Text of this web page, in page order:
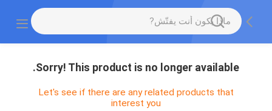
Sorry! This product is no longer available.
Let's see if there are any related products that
interest you